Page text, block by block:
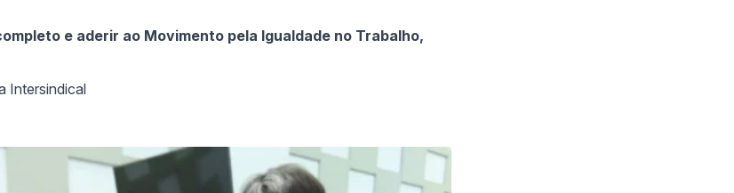
e aderir ao Movimento pela Igualdade no Trabalho,
Intersindical